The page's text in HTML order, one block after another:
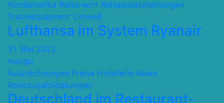
Nordamerika Reiserecht Reisezusatzleistungen
Travelequipment Umwelt
Lufthansa im System Ryanair
31. Mai 2022
mango
Auszeichnungen Preise Hotellerie News
Reisezusatzleistungen
Deutschland im Restaurant-